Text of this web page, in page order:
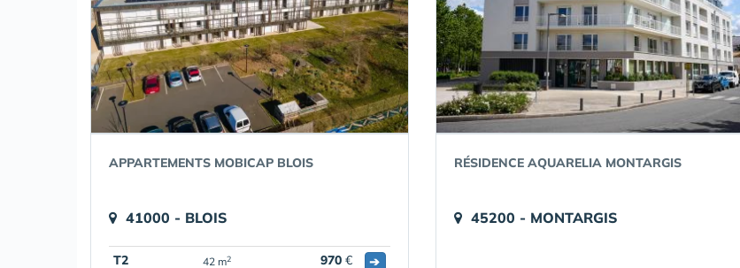
APPARTEMENTS MOBICAP BLOIS
41000 - BLOIS
T2 42 m2 970 € ➔
RÉSIDENCE AQUARELIA MONTARGIS
45200 - MONTARGIS